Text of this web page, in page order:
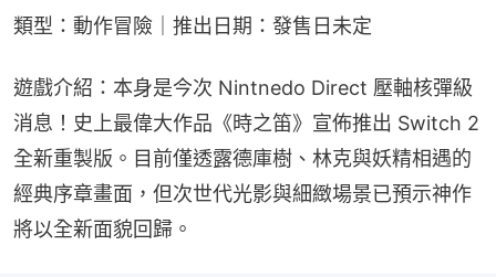
類型：動作冒險｜推出日期：發售日未定
遊戲介紹：本身是今次 Nintnedo Direct 壓軸核彈級
消息！史上最偉大作品《時之笛》宣佈推出 Switch 2
全新重製版。目前僅透露德庫樹、林克與妖精相遇的
經典序章畫面，但次世代光影與細緻場景已預示神作
將以全新面貌回歸。